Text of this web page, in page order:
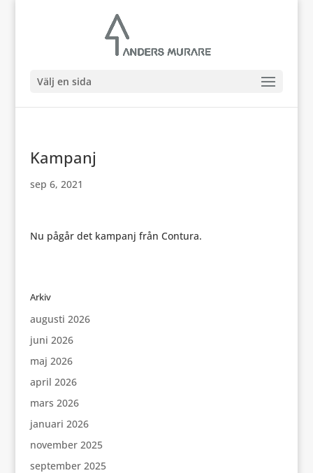
Välj en sida
Kampanj
sep 6, 2021
Nu pågår det kampanj från Contura.
Arkiv
augusti 2026
juni 2026
maj 2026
april 2026
mars 2026
januari 2026
november 2025
september 2025